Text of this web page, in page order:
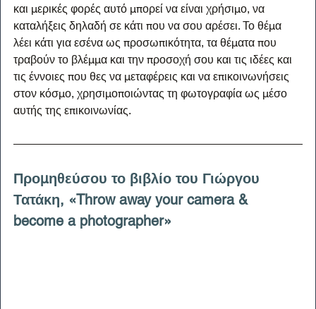
και μερικές φορές αυτό μπορεί να είναι χρήσιμο, να
καταλήξεις δηλαδή σε κάτι που να σου αρέσει. Το θέμα
λέει κάτι για εσένα ως προσωπικότητα, τα θέματα που
τραβούν το βλέμμα και την προσοχή σου και τις ιδέες και
τις έννοιες που θες να μεταφέρεις και να επικοινωνήσεις
στον κόσμο, χρησιμοποιώντας τη φωτογραφία ως μέσο
αυτής της επικοινωνίας.
Προμηθεύσου το βιβλίο του Γιώργου
Τατάκη, «Throw away your camera &
become a photographer»